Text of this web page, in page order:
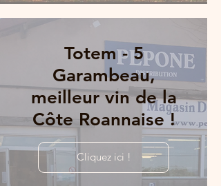
Totem - 5
Garambeau,
meilleur vin de la
Côte Roannaise !
Cliquez ici !